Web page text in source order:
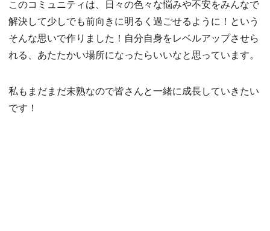
このコミュニティは、日々の色々な悩みや不安をみんなで
解決して少しでも前向きに明るく過ごせるように！という
そんな思いで作りました！自分自身をレベルアップさせら
れる、あたたかい場所になったらいいなと思っています。
私もまだまだ未熟なので皆さんと一緒に成長していきたい
です！